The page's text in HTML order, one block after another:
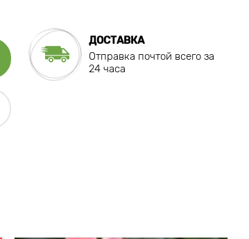
ДОСТАВКА
Отправка почтой всего за
24 часа